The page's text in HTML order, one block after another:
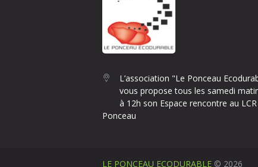
L’association "Le Ponceau
vous propose tous les samedi
à 12h son Espace rencontre au
Ponceau
LE PONCEAU ECODURABLE © 2026